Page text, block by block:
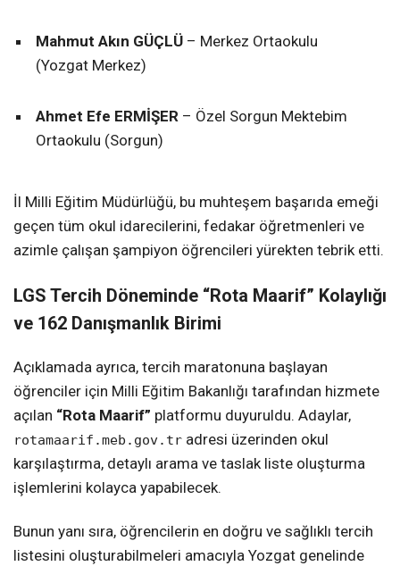
Mahmut Akın GÜÇLÜ – Merkez Ortaokulu
(Yozgat Merkez)
Ahmet Efe ERMİŞER – Özel Sorgun Mektebim
Ortaokulu (Sorgun)
İl Milli Eğitim Müdürlüğü, bu muhteşem başarıda emeği
geçen tüm okul idarecilerini, fedakar öğretmenleri ve
azimle çalışan şampiyon öğrencileri yürekten tebrik etti.
LGS Tercih Döneminde “Rota Maarif” Kolaylığı
ve 162 Danışmanlık Birimi
Açıklamada ayrıca, tercih maratonuna başlayan
öğrenciler için Milli Eğitim Bakanlığı tarafından hizmete
açılan “Rota Maarif” platformu duyuruldu. Adaylar,
rotamaarif.meb.gov.tr adresi üzerinden okul
karşılaştırma, detaylı arama ve taslak liste oluşturma
işlemlerini kolayca yapabilecek.
Bunun yanı sıra, öğrencilerin en doğru ve sağlıklı tercih
listesini oluşturabilmeleri amacıyla Yozgat genelinde